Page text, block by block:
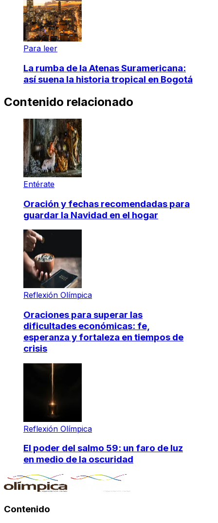
Para leer
La rumba de la Atenas Suramericana:
así suena la historia tropical en Bogotá
Contenido relacionado
Entérate
Oración y fechas recomendadas para
guardar la Navidad en el hogar
Reflexión Olímpica
Oraciones para superar las
dificultades económicas: fe,
esperanza y fortaleza en tiempos de
crisis
Reflexión Olímpica
El poder del salmo 59: un faro de luz
en medio de la oscuridad
Contenido